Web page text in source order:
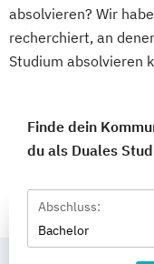
absolvieren? Wir
recherchiert, an
Studium absolvieren
Finde dein
du als Duales
Abschluss:
Bachelor